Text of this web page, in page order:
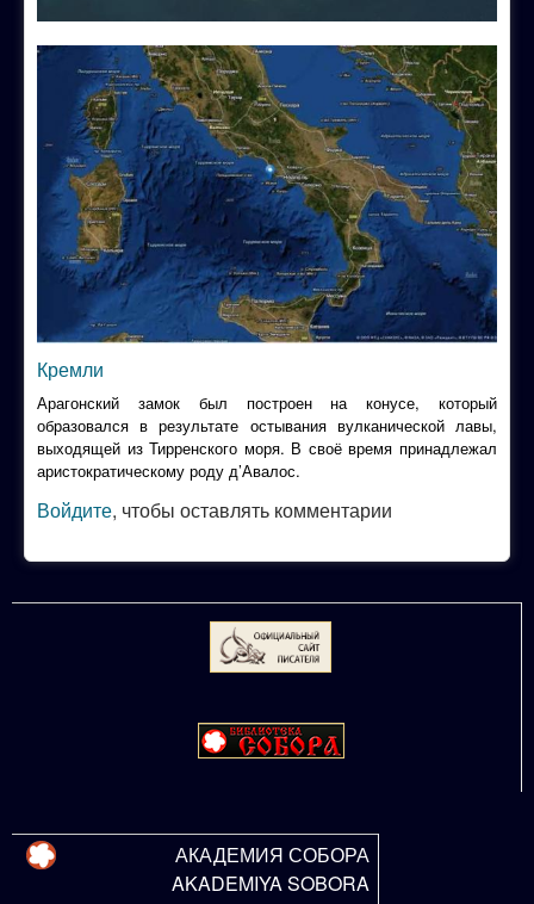
Кремли
Арагонский замокбыл построен на конусе,который
образовался врезультате остывания вулканической лавы,
выходящей из Тирренского моря. В своё время принадлежал
аристократическому роду д’Авалос.
Войдите, чтобы оставлять комментарии
АКАДЕМИЯ СОБОРА
AKADEMIYA SOBORA